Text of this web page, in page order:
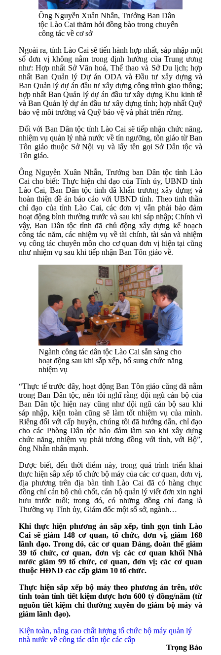
Ông Nguyễn Xuân Nhẫn, Trưởng Ban Dân
tộc Lào Cai thăm hỏi đồng bào trong chuyến
công tác về cơ sở
Ngoài ra, tỉnh Lào Cai sẽ tiến hành hợp nhất, sáp nhập một
số đơn vị không nằm trong định hướng của Trung ương
như: Hợp nhất Sở Văn hoá, Thể thao và Sở Du lịch; hợp
nhất Ban Quản lý Dự án ODA và Đầu tư xây dựng và
Ban Quản lý dự án đầu tư xây dựng công trình giao thông;
hợp nhất Ban Quản lý dự án đầu tư xây dựng Khu kinh tế
và Ban Quản lý dự án đầu tư xây dựng tỉnh; hợp nhất Quỹ
bảo vệ môi trường và Quỹ bảo vệ và phát triển rừng.
Đối với Ban Dân tộc tỉnh Lào Cai sẽ tiếp nhận chức năng,
nhiệm vụ quản lý nhà nước về tín ngưỡng, tôn giáo từ Ban
Tôn giáo thuộc Sở Nội vụ và lấy tên gọi Sở Dân tộc và
Tôn giáo.
Ông Nguyễn Xuân Nhẫn, Trưởng ban Dân tộc tỉnh Lào
Cai cho biết: Thực hiện chỉ đạo của Tỉnh ủy, UBND tỉnh
Lào Cai, Ban Dân tộc tỉnh đã khẩn trương xây dựng và
hoàn thiện đề án báo cáo với UBND tỉnh. Theo tinh thần
chỉ đạo của tỉnh Lào Cai, các đơn vị vẫn phải bảo đảm
hoạt động bình thường trước và sau khi sáp nhập; Chính vì
vậy, Ban Dân tộc tỉnh đã chủ động xây dựng kế hoạch
công tác năm, các nhiệm vụ về tài chính, tài sản và nhiệm
vụ công tác chuyên môn cho cơ quan đơn vị hiện tại cũng
như nhiệm vụ sau khi tiếp nhận Ban Tôn giáo về.
Ngành công tác dân tộc Lào Cai sẵn sàng cho
hoạt động sau khi sắp xếp, bổ sung chức năng
nhiệm vụ
“Thực tế trước đây, hoạt động Ban Tôn giáo cũng đã nằm
trong Ban Dân tộc, nên tôi nghĩ rằng đội ngũ cán bộ của
Ban Dân tộc hiện nay cũng như đội ngũ cán bộ sau khi
sáp nhập, kiện toàn cũng sẽ làm tốt nhiệm vụ của mình.
Riêng đối với cấp huyện, chúng tôi đã hướng dẫn, chỉ đạo
cho các Phòng Dân tộc bảo đảm làm sao khi xây dựng
chức năng, nhiệm vụ phải tương đồng với tỉnh, với Bộ”,
ông Nhẫn nhấn mạnh.
Được biết, đến thời điểm này, trong quá trình triển khai
thực hiện sắp xếp tổ chức bộ máy của các cơ quan, đơn vị,
địa phương trên địa bàn tỉnh Lào Cai đã có hàng chục
đồng chí cán bộ chủ chốt, cán bộ quản lý viết đơn xin nghỉ
hưu trước tuổi; trong đó, có những đồng chí đang là
Thường vụ Tỉnh ủy, Giám đốc một số sở, ngành…
Khi thực hiện phương án sắp xếp, tinh gọn tỉnh Lào
Cai sẽ giảm 148 cơ quan, tổ chức, đơn vị, giảm 168
lãnh đạo. Trong đó, các cơ quan Đảng, đoàn thể giảm
39 tổ chức, cơ quan, đơn vị; các cơ quan khối Nhà
nước giảm 99 tổ chức, cơ quan, đơn vị; các cơ quan
thuộc HĐND các cấp giảm 10 tổ chức.
Thực hiện sắp xếp bộ máy theo phương án trên, ước
tính toàn tỉnh tiết kiệm được hơn 600 tỷ đồng/năm (từ
nguồn tiết kiệm chi thường xuyên do giảm bộ máy và
giảm lãnh đạo).
Kiện toàn, nâng cao chất lượng tổ chức bộ máy quản lý
nhà nước về công tác dân tộc các cấp
Trọng Bảo